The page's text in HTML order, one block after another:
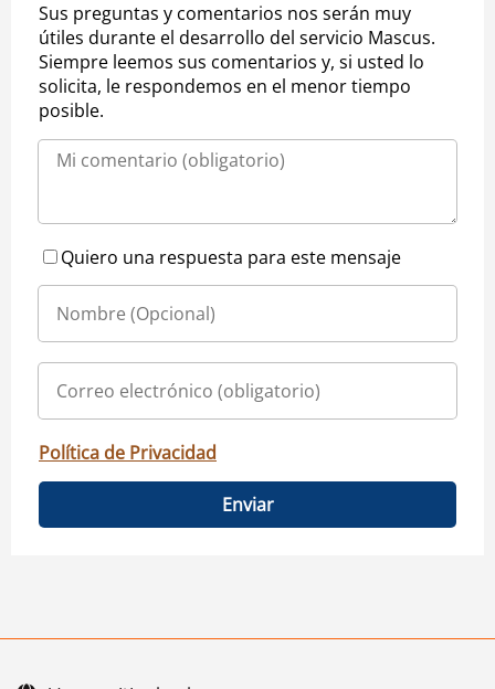
Sus preguntas y comentarios nos serán muy
útiles durante el desarrollo del servicio Mascus.
Siempre leemos sus comentarios y, si usted lo
solicita, le respondemos en el menor tiempo
posible.
Quiero una respuesta para este mensaje
Política de Privacidad
Enviar